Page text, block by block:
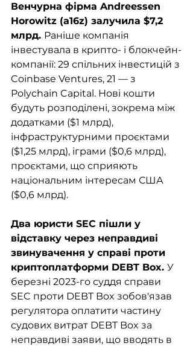
Венчурна фірма Andreessen
Horowitz (a16z) залучила $7,2
млрд. Раніше компанія
інвестувала в крипто- і блокчейн-
компанії: 29 спільних інвестицій з
Coinbase Ventures, 21 — з
Polychain Capital. Нові кошти
будуть розподілені, зокрема між
додатками ($1 млрд),
інфраструктурними проєктами
($1,25 млрд), іграми ($0,6 млрд),
проєктами, що сприяють
національним інтересам США
($0,6 млрд).
Два юристи SEC пішли у
відставку через неправдиві
звинувачення у справі проти
криптоплатформи DEBT Box. У
березні 2023-го суддя справи
SEC проти DEBT Box зобов'язав
регулятора оплатити частину
судових витрат DEBT Box за
неправдиві заяви, що вводять в